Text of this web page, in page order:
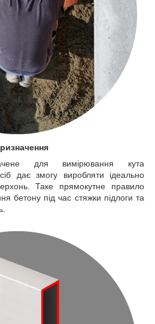
для вимірювання кута
дає змогу виробляти ідеально
Таке прямокутне правило
бетону під час стяжки підлоги та